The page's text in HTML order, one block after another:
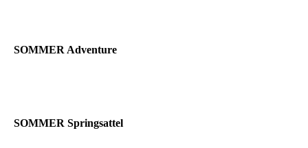
SOMMER Adventure
SOMMER Springsattel